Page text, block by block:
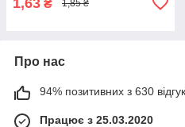
₴ 1,85 ₴
Про нас
94% позитивних з 630
Працює з 25.03.2020